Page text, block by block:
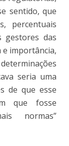
sentido, que
percentuais
gestores das
e importância,
seria uma
de que esse
que fosse
normas”